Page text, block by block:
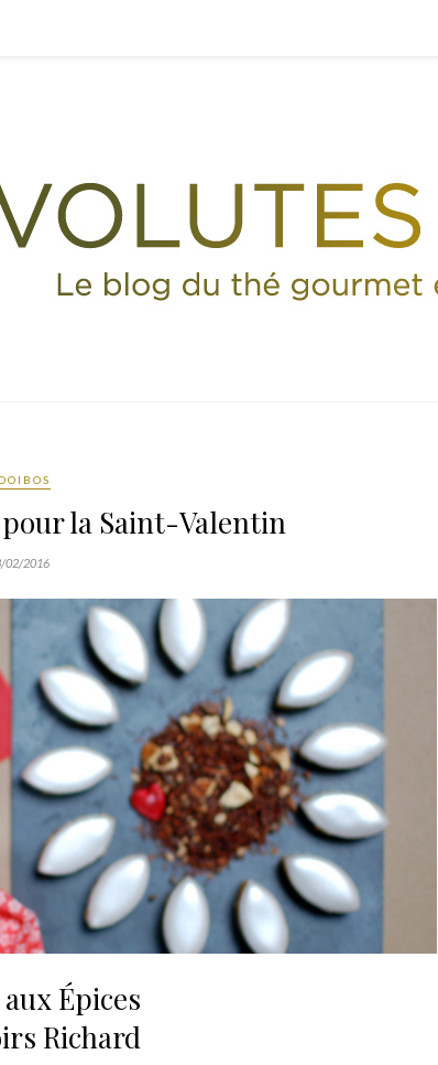
pour la Saint-Valentin
02/2016
Épices
Richard